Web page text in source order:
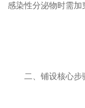
感染性分泌物时需加
二、铺设核心步